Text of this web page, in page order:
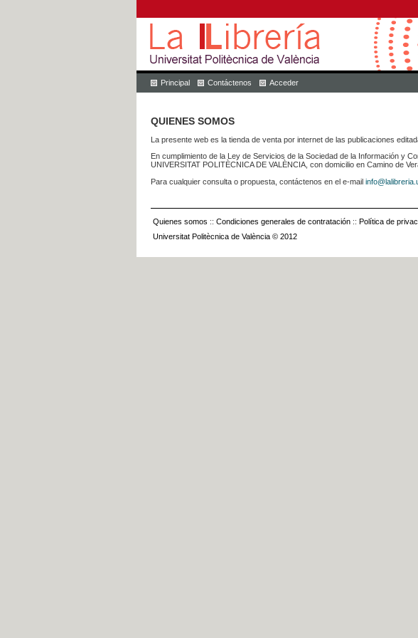
Principal Contáctenos Acceder
QUIENES SOMOS
La presente web es la tienda de venta por internet de las publicaciones
En cumplimiento de la Ley de Servicios de la Sociedad de la Información y
UNIVERSITAT POLITÈCNICA DE VALÈNCIA, con domicilio en Camino de
Para cualquier consulta o propuesta, contáctenos en el e-mail
Quienes somos :: Condiciones generales de contratación :: Política de
Universitat Politècnica de València © 2012